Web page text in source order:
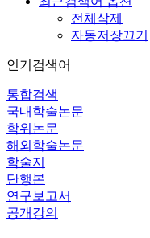
전체삭제
자동저장끄기
인기검색어
통합검색
국내학술논문
학위논문
해외학술논문
학술지
단행본
연구보고서
공개강의